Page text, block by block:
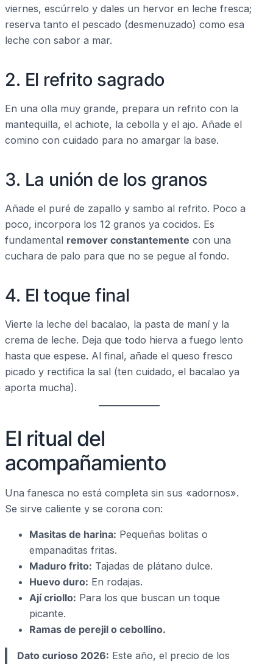
viernes, escúrrelo y dales un hervor en leche fresca;
reserva tanto el pescado (desmenuzado) como esa
leche con sabor a mar.
2. El refrito sagrado
En una olla muy grande, prepara un refrito con la
mantequilla, el achiote, la cebolla y el ajo. Añade el
comino con cuidado para no amargar la base.
3. La unión de los granos
Añade el puré de zapallo y sambo al refrito. Poco a
poco, incorpora los 12 granos ya cocidos. Es
fundamental remover constantemente con una
cuchara de palo para que no se pegue al fondo.
4. El toque final
Vierte la leche del bacalao, la pasta de maní y la
crema de leche. Deja que todo hierva a fuego lento
hasta que espese. Al final, añade el queso fresco
picado y rectifica la sal (ten cuidado, el bacalao ya
aporta mucha).
El ritual del
acompañamiento
Una fanesca no está completa sin sus «adornos».
Se sirve caliente y se corona con:
Masitas de harina: Pequeñas bolitas o
empanaditas fritas.
Maduro frito: Tajadas de plátano dulce.
Huevo duro: En rodajas.
Ají criollo: Para los que buscan un toque
picante.
Ramas de perejil o cebollino.
Dato curioso 2026: Este año, el precio de los